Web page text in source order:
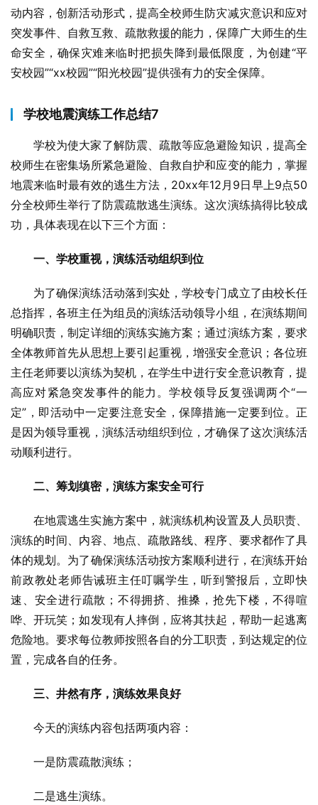
动内容，创新活动形式，提高全校师生防灾减灾意识和应对
突发事件、自救互救、疏散救援的能力，保障广大师生的生
命安全，确保灾难来临时把损失降到最低限度，为创建“平
安校园”“xx校园”“阳光校园”提供强有力的安全保障。
学校地震演练工作总结7
学校为使大家了解防震、疏散等应急避险知识，提高全
校师生在密集场所紧急避险、自救自护和应变的能力，掌握
地震来临时最有效的逃生方法，20xx年12月9日早上9点50
分全校师生举行了防震疏散逃生演练。这次演练搞得比较成
功，具体表现在以下三个方面：
一、学校重视，演练活动组织到位
为了确保演练活动落到实处，学校专门成立了由校长任
总指挥，各班主任为组员的演练活动领导小组，在演练期间
明确职责，制定详细的演练实施方案；通过演练方案，要求
全体教师首先从思想上要引起重视，增强安全意识；各位班
主任老师要以演练为契机，在学生中进行安全意识教育，提
高应对紧急突发事件的能力。学校领导反复强调两个“一
定”，即活动中一定要注意安全，保障措施一定要到位。正
是因为领导重视，演练活动组织到位，才确保了这次演练活
动顺利进行。
二、筹划缜密，演练方案安全可行
在地震逃生实施方案中，就演练机构设置及人员职责、
演练的时间、内容、地点、疏散路线、程序、要求都作了具
体的规划。为了确保演练活动按方案顺利进行，在演练开始
前政教处老师告诫班主任叮嘱学生，听到警报后，立即快
速、安全进行疏散；不得拥挤、推搡，抢先下楼，不得喧
哗、开玩笑；如发现有人摔倒，应将其扶起，帮助一起逃离
危险地。要求每位教师按照各自的分工职责，到达规定的位
置，完成各自的任务。
三、井然有序，演练效果良好
今天的演练内容包括两项内容：
一是防震疏散演练；
二是逃生演练。